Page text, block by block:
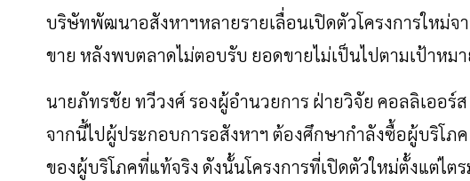
บริษัทพัฒนาอสังหาฯหลายรายเลื่อนเปิดตัวโครงการใหม่จ
ขายหลังพบตลาดไม่ตอบรับ ยอดขายไม่เป็นไปตามเป้าหม
นายภัทรชัยทวีวงศ์รองผู้อำนวยการ ฝ่ายวิจัยคอลลิเออร์ส
จากนี้ไปผู้ประกอบการอสังหาฯต้องศึกษากำลังซื้อผู้บริโภค
ของผู้บริโภคที่แท้จริงดังนั้นโครงการที่เปิดตัวใหม่ตั้งแต่ไต